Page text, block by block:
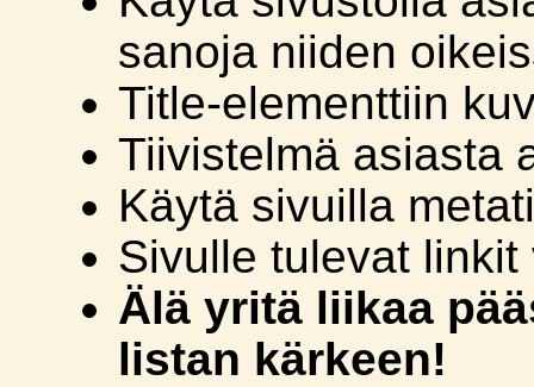
sanoja niiden
Title-elementtiin
Tiivistelmä asiasta
Käytä sivuilla
Sivulle tulevat
Älä yritä liikaa
listan kärkeen!